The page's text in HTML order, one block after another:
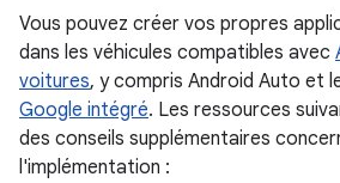
Vous pouvez créer vos propres
dans les véhicules compatibles avec
voitures, y compris Android Auto et
Google intégré. Les ressources
des conseils supplémentaires
l'implémentation :